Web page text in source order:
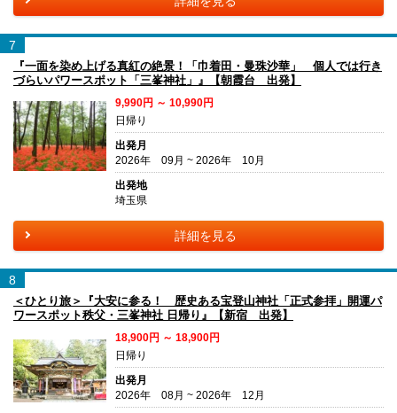
7
『一面を染め上げる真紅の絶景！「巾着田・曼珠沙華」 個人では行き
づらいパワースポット「三峯神社」』【朝霞台 出発】
9,990円 ～ 10,990円
日帰り
出発月
2026年 09月 ~ 2026年 10月
出発地
埼玉県
詳細を見る
8
＜ひとり旅＞『大安に参る！ 歴史ある宝登山神社「正式参拝」開運パ
ワースポット秩父・三峯神社 日帰り』【新宿 出発】
18,900円 ～ 18,900円
日帰り
出発月
2026年 08月 ~ 2026年 12月